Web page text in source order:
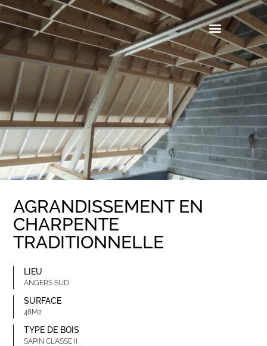
Aller
au
contenu
AGRANDISSEMENT EN
CHARPENTE
TRADITIONNELLE
LIEU
ANGERS SUD
SURFACE
48M2
TYPE DE BOIS
SAPIN CLASSE II